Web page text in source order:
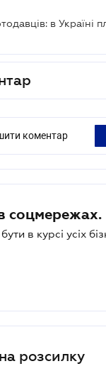
коментар
соцмережах.
в курсі усіх
розсилку